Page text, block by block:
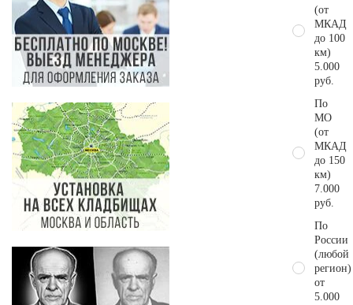
(от
МКАД
до 100
км)
5.000
руб.
По
МО
(от
МКАД
до 150
км)
7.000
руб.
По
России
(любой
регион)
от
5.000